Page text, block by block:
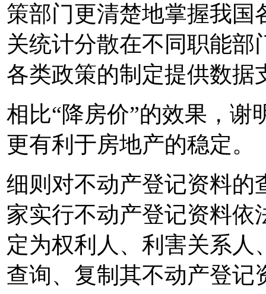
策部门更清楚地掌握我国
关统计分散在不同职能
各类政策的制定提供数据
相比“降房价”的效果，谢
更有利于房地产的稳定。
细则对不动产登记资料的
家实行不动产登记资料依
定为权利人、利害关系
查询、复制其不动产登记